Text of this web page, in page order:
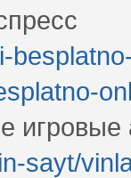
игровые
sayt/